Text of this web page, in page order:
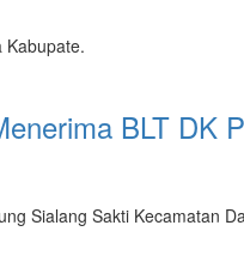
Kabupate.
BLT DK
Sialang Sakti Kecamatan